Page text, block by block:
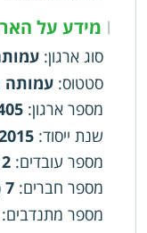
סיורי איכות
בהם חיבור
אקטיבית
ברחבי הגליל
עבור קידות
תקשורת
יכולת הביצוע
האסטרטגיות
(משרד השיכון
| מידע על
סוג ארגון:
סטטוס: עמותה
מספר ארגון:
שנת ייסוד:
מספר עובדים:
2
מספר חברים:
7
מספר מתנדבים: